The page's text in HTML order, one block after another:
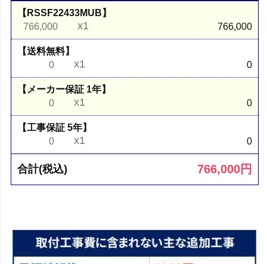
【RSSF22433MUB】
766,000
x1 766,000
【送料無料】
0
x1 0
【メーカー保証 1年】
0
x1 0
【工事保証 5年】
0
x1 0
合計(税込) 766,000円